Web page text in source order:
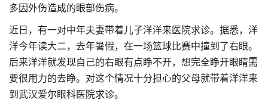
多因外伤造成的眼部伤病。
近日，有一对中年夫妻带着儿子洋洋来医院求诊。据悉，洋
洋今年读大二，去年暑假，在一场篮球比赛中撞到了右眼。
后来洋洋就发现自己的右眼有点睁不开，想完全睁开眼睛需
要很用力的去睁。对这个情况十分担心的父母就带着洋洋来
到武汉爱尔眼科医院求诊。